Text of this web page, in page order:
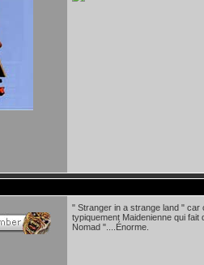
" Stranger in a strange land " car
typiquement Maidenienne qui
Nomad "....Énorme.